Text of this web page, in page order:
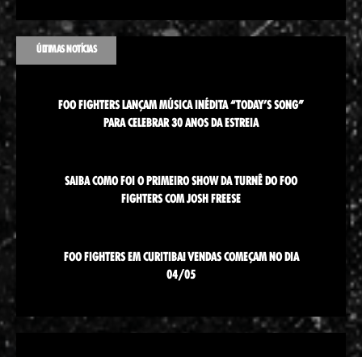
ÚLTIMAS NOTÍCIAS
FOO FIGHTERS LANÇAM MÚSICA INÉDITA “TODAY’S SONG”
PARA CELEBRAR 30 ANOS DA ESTREIA
SAIBA COMO FOI O PRIMEIRO SHOW DA TURNÊ DO FOO
FIGHTERS COM JOSH FREESE
FOO FIGHTERS EM CURITIBA! VENDAS COMEÇAM NO DIA
04/05